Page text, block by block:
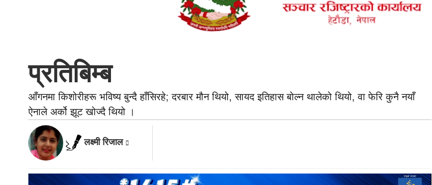
प्रतिबिम्ब
आँगनमा किशोरीहरू भविष्य बुन्दै हाँसिरहे; दरबार मौन थियो, सायद इतिहास बोल्न थालेको थियो, वा फेरि कुनै नयाँ
ऐनाले अर्को झूट खोज्दै थियो ।
लक्ष्मी रिजाल